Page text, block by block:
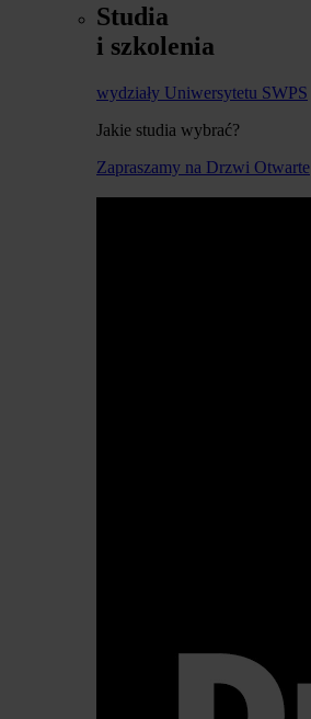
Studia
i szkolenia
wydziały Uniwersytetu SWPS
Jakie studia wybrać?
Zapraszamy na Drzwi Otwarte